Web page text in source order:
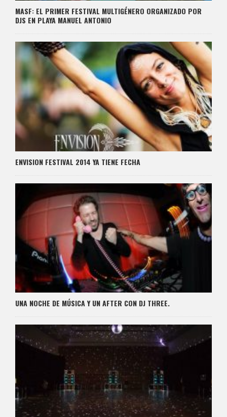
MASF: EL PRIMER FESTIVAL MULTIGÉNERO ORGANIZADO POR
DJS EN PLAYA MANUEL ANTONIO
ENVISION FESTIVAL 2014 YA TIENE FECHA
UNA NOCHE DE MÚSICA Y UN AFTER CON DJ THREE.